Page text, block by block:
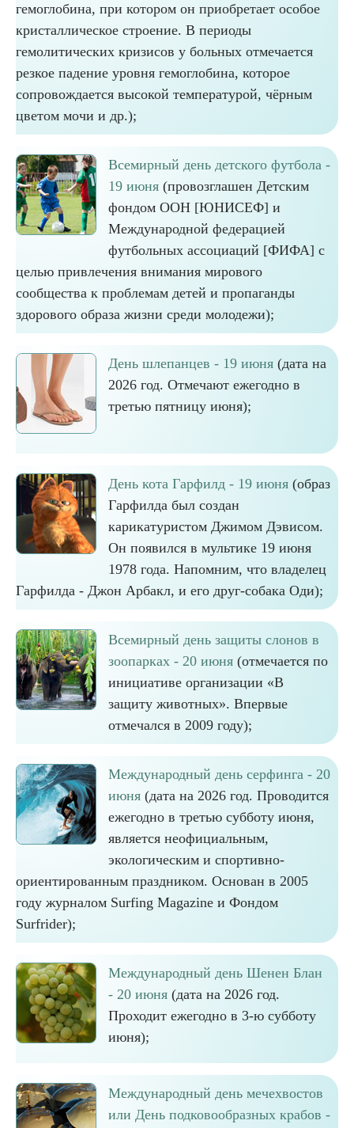
гемоглобина, при котором он приобретает особое
кристаллическое строение. В периоды
гемолитических кризисов у больных отмечается
резкое падение уровня гемоглобина, которое
сопровождается высокой температурой, чёрным
цветом мочи и др.);
Всемирный день детского футбола -
19 июня (провозглашен Детским
фондом ООН [ЮНИСЕФ] и
Международной федерацией
футбольных ассоциаций [ФИФА] с
целью привлечения внимания мирового
сообщества к проблемам детей и пропаганды
здорового образа жизни среди молодежи);
День шлепанцев - 19 июня (дата на
2026 год. Отмечают ежегодно в
третью пятницу июня);
День кота Гарфилд - 19 июня (образ
Гарфилда был создан
карикатуристом Джимом Дэвисом.
Он появился в мультике 19 июня
1978 года. Напомним, что владелец
Гарфилда - Джон Арбакл, и его друг-собака Оди);
Всемирный день защиты слонов в
зоопарках - 20 июня (отмечается по
инициативе организации «В
защиту животных». Впервые
отмечался в 2009 году);
Международный день серфинга - 20
июня (дата на 2026 год. Проводится
ежегодно в третью субботу июня,
является неофициальным,
экологическим и спортивно-
ориентированным праздником. Основан в 2005
году журналом Surfing Magazine и Фондом
Surfrider);
Международный день Шенен Блан
- 20 июня (дата на 2026 год.
Проходит ежегодно в 3-ю субботу
июня);
Международный день мечехвостов
или День подковообразных крабов -